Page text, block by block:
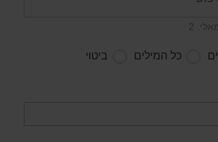
2
כל המילים ביטוי